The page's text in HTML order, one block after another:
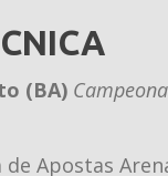
(BA)
de Apostas